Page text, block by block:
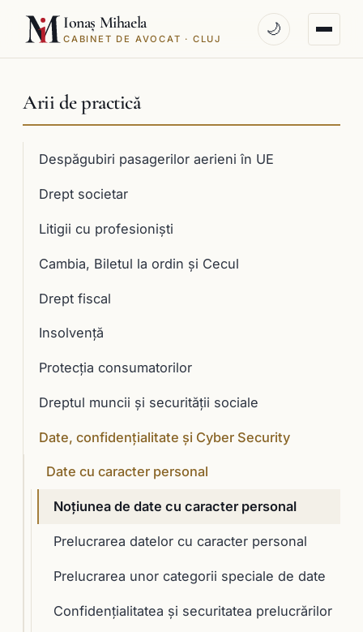
Ionaș Mihaela
CABINET DE AVOCAT · CLUJ
🌙
Arii de practică
Despăgubiri pasagerilor aerieni în UE
Drept societar
Litigii cu profesioniști
Cambia, Biletul la ordin și Cecul
Drept fiscal
Insolvență
Protecția consumatorilor
Dreptul muncii și securității sociale
Date, confidențialitate și Cyber Security
Date cu caracter personal
Noțiunea de date cu caracter personal
Prelucrarea datelor cu caracter personal
Prelucrarea unor categorii speciale de date
Confidenţialitatea şi securitatea prelucrărilor